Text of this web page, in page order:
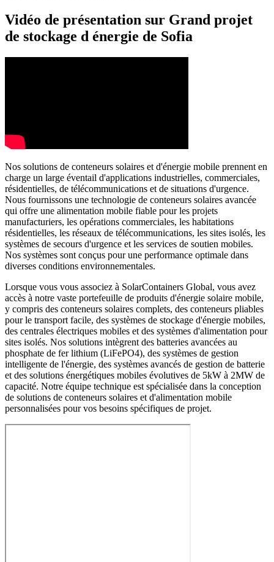
Vidéo de présentation sur Grand projet
de stockage d énergie de Sofia
Nos solutions de conteneurs solaires et d'énergie mobile prennent en
charge un large éventail d'applications industrielles, commerciales,
résidentielles, de télécommunications et de situations d'urgence.
Nous fournissons une technologie de conteneurs solaires avancée
qui offre une alimentation mobile fiable pour les projets
manufacturiers, les opérations commerciales, les habitations
résidentielles, les réseaux de télécommunications, les sites isolés, les
systèmes de secours d'urgence et les services de soutien mobiles.
Nos systèmes sont conçus pour une performance optimale dans
diverses conditions environnementales.
Lorsque vous vous associez à SolarContainers Global, vous avez
accès à notre vaste portefeuille de produits d'énergie solaire mobile,
y compris des conteneurs solaires complets, des conteneurs pliables
pour le transport facile, des systèmes de stockage d'énergie mobiles,
des centrales électriques mobiles et des systèmes d'alimentation pour
sites isolés. Nos solutions intègrent des batteries avancées au
phosphate de fer lithium (LiFePO4), des systèmes de gestion
intelligente de l'énergie, des systèmes avancés de gestion de batterie
et des solutions énergétiques mobiles évolutives de 5kW à 2MW de
capacité. Notre équipe technique est spécialisée dans la conception
de solutions de conteneurs solaires et d'alimentation mobile
personnalisées pour vos besoins spécifiques de projet.